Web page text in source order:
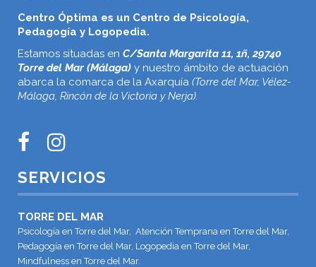
Centro Óptima es un Centro de Psicología,
Pedagogía y Logopedia.
Estamos situadas en C/Santa Margarita 11, 1ñ, 29740
Torre del Mar (Málaga) y nuestro ámbito de actuación
abarca la comarca de la Axarquía (Torre del Mar, Vélez-
Málaga, Rincón de la Victoria y Nerja).
SERVICIOS
TORRE DEL MAR
Psicología en Torre del Mar, Atención Temprana en Torre del Mar,
Pedagogía en Torre del Mar, Logopedia en Torre del Mar,
Mindfulness en Torre del Mar.